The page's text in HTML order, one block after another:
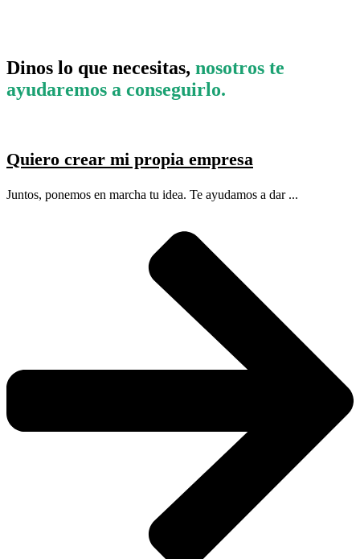
Dinos lo que necesitas, nosotros te
ayudaremos a conseguirlo.
Quiero crear mi propia empresa
Juntos, ponemos en marcha tu idea. Te ayudamos a dar ...